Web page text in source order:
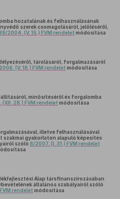
hozatalának és felhasználásának
szerek csomagolásáról, jelöléséről,
2004. (V. 15.) FVM rendelet módosítása
tárolásáról, forgalmazásáról
(V. 18.) FVM rendelet módosítása
minősítéséről és forgalomba
28.) FVM rendelet módosítása
illetve felhasználásával
gyakorlaton alapuló képesítés
szóló 8/2007. (I. 31.) FVM rendelet
Alap társfinanszírozásában
általános szabályairól szóló
rendelet módosítása